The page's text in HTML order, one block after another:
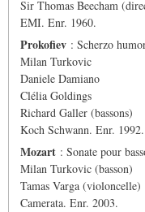
Sir Thomas Beecham
EMI. Enr. 1960.
Prokofiev : Scherzo
Milan Turkovic
Daniele Damiano
Clélia Goldings
Richard Galler (bassons)
Koch Schwann. Enr. 1992.
Mozart : Sonate pour
Milan Turkovic (basson)
Tamas Varga (violoncelle)
Camerata. Enr. 2003.